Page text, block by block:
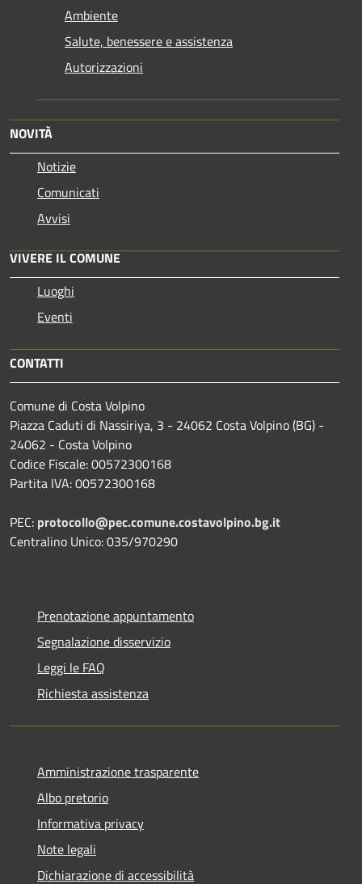
Ambiente
Salute, benessere e assistenza
Autorizzazioni
NOVITÀ
Notizie
Comunicati
Avvisi
VIVERE IL COMUNE
Luoghi
Eventi
CONTATTI
Comune di Costa Volpino
Piazza Caduti di Nassiriya, 3 - 24062 Costa Volpino (BG) -
24062 - Costa Volpino
Codice Fiscale: 00572300168
Partita IVA: 00572300168
PEC: protocollo@pec.comune.costavolpino.bg.it
Centralino Unico: 035/970290
Prenotazione appuntamento
Segnalazione disservizio
Leggi le FAQ
Richiesta assistenza
Amministrazione trasparente
Albo pretorio
Informativa privacy
Note legali
Dichiarazione di accessibilità